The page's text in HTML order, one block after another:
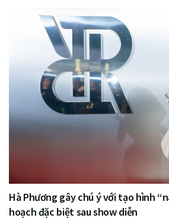
Hà Phương gây chú ý với tạo hình
hoạch đặc biệt sau show diễn